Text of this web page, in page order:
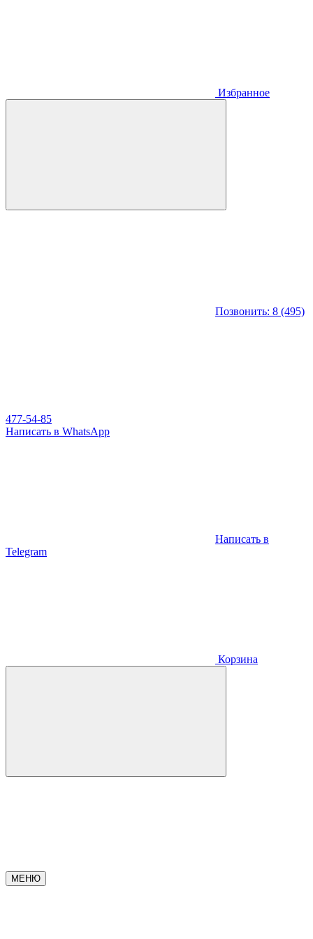
Избранное
Позвонить: 8 (495)
477-54-85
Написать в WhatsApp
Написать в
Telegram
Корзина
МЕНЮ